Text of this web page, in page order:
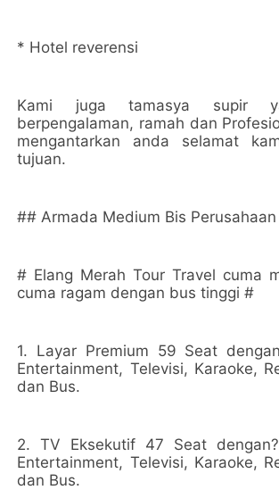
* Hotel reverensi
Kami juga tamasya supir
berpengalaman, ramah dan
mengantarkan anda selamat
tujuan.
## Armada Medium Bis
# Elang Merah Tour Travel cuma
cuma ragam dengan bus tinggi #
1. Layar Premium 59 Seat
Entertainment, Televisi, Karaoke,
dan Bus.
2. TV Eksekutif 47 Seat
Entertainment, Televisi, Karaoke,
dan Bus.